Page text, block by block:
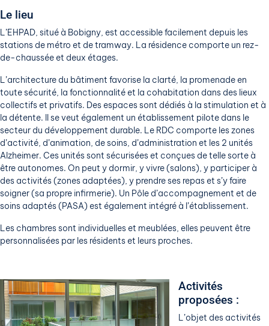
Le lieu
L’EHPAD, situé à Bobigny, est accessible facilement depuis les
stations de métro et de tramway. La résidence comporte un rez-
de-chaussée et deux étages.
L’architecture du bâtiment favorise la clarté, la promenade en
toute sécurité, la fonctionnalité et la cohabitation dans des lieux
collectifs et privatifs. Des espaces sont dédiés à la stimulation et à
la détente. Il se veut également un établissement pilote dans le
secteur du développement durable. Le RDC comporte les zones
d’activité, d’animation, de soins, d’administration et les 2 unités
Alzheimer. Ces unités sont sécurisées et conçues de telle sorte à
être autonomes. On peut y dormir, y vivre (salons), y participer à
des activités (zones adaptées), y prendre ses repas et s’y faire
soigner (sa propre infirmerie). Un Pôle d’accompagnement et de
soins adaptés (PASA) est également intégré à l’établissement.
Les chambres sont individuelles et meublées, elles peuvent être
personnalisées par les résidents et leurs proches.
Activités
proposées :
L’objet des activités